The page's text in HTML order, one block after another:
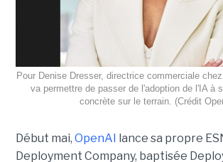
Pour Denise Dresser, directrice commerciale
va permettre de passer de l'adoption de l'IA à
concrète sur le terrain. (Crédit
Début mai, OpenAI
lance sa propre
Deployment Company, baptisée